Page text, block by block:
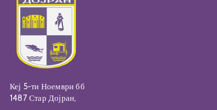
Кеј 5-ти Ноември бб
1487 Стар Дојран,